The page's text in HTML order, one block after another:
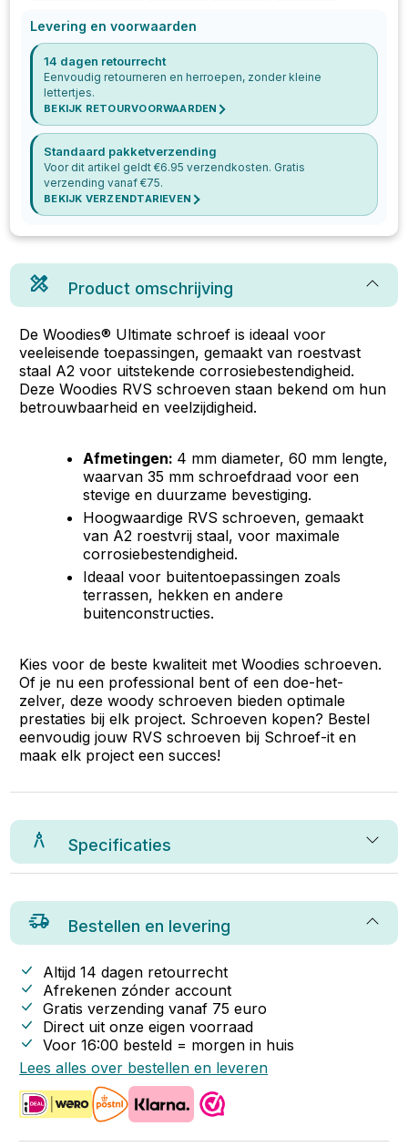
Levering en voorwaarden
14 dagen retourrecht
Eenvoudig retourneren en herroepen, zonder kleine
lettertjes.
BEKIJK RETOURVOORWAARDEN
Standaard pakketverzending
Voor dit artikel geldt €6.95 verzendkosten. Gratis
verzending vanaf €75.
BEKIJK VERZENDTARIEVEN
Product omschrijving
De Woodies® Ultimate schroef is ideaal voor
veeleisende toepassingen, gemaakt van roestvast
staal A2 voor uitstekende corrosiebestendigheid.
Deze Woodies RVS schroeven staan bekend om hun
betrouwbaarheid en veelzijdigheid.
Afmetingen: 4 mm diameter, 60 mm lengte,
waarvan 35 mm schroefdraad voor een
stevige en duurzame bevestiging.
Hoogwaardige RVS schroeven, gemaakt
van A2 roestvrij staal, voor maximale
corrosiebestendigheid.
Ideaal voor buitentoepassingen zoals
terrassen, hekken en andere
buitenconstructies.
Kies voor de beste kwaliteit met Woodies schroeven.
Of je nu een professional bent of een doe-het-
zelver, deze woody schroeven bieden optimale
prestaties bij elk project. Schroeven kopen? Bestel
eenvoudig jouw RVS schroeven bij Schroef-it en
maak elk project een succes!
Specificaties
Bestellen en levering
Altijd 14 dagen retourrecht
Afrekenen zónder account
Gratis verzending vanaf 75 euro
Direct uit onze eigen voorraad
Voor 16:00 besteld = morgen in huis
Lees alles over bestellen en leveren